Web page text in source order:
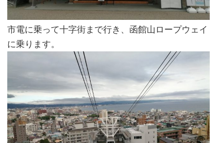
市電に乗って十字街まで行き、函館山ロープウェイ
に乗ります。